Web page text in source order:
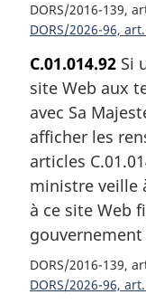
DORS/2016-139,
DORS/2026-96,
C.01.014.92 Si
site Web aux
avec Sa
afficher les
articles
ministre veille
à ce site Web
gouvernement
DORS/2016-139,
DORS/2026-96,